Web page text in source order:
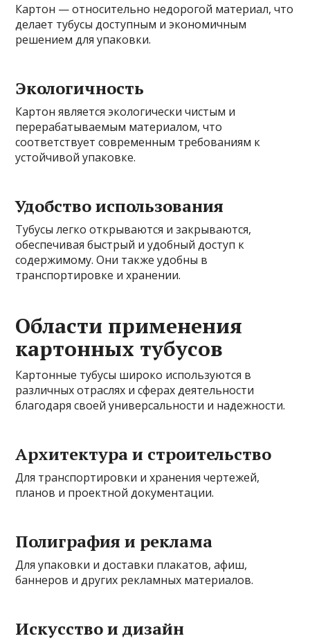
Картон — относительно недорогой материал, что
делает тубусы доступным и экономичным
решением для упаковки.
Экологичность
Картон является экологически чистым и
перерабатываемым материалом, что
соответствует современным требованиям к
устойчивой упаковке.
Удобство использования
Тубусы легко открываются и закрываются,
обеспечивая быстрый и удобный доступ к
содержимому. Они также удобны в
транспортировке и хранении.
Области применения
картонных тубусов
Картонные тубусы широко используются в
различных отраслях и сферах деятельности
благодаря своей универсальности и надежности.
Архитектура и строительство
Для транспортировки и хранения чертежей,
планов и проектной документации.
Полиграфия и реклама
Для упаковки и доставки плакатов, афиш,
баннеров и других рекламных материалов.
Искусство и дизайн